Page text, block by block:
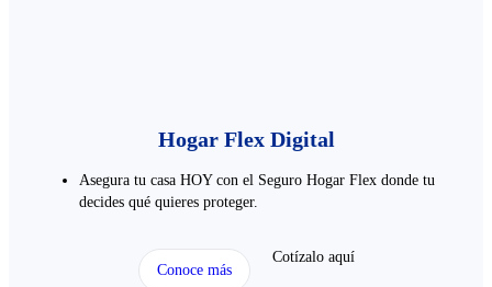
Hogar Flex Digital
Asegura tu casa HOY con el Seguro Hogar Flex donde tu
decides qué quieres proteger.
Cotízalo aquí
Conoce más